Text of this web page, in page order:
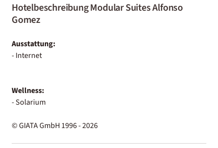
Hotelbeschreibung Modular Suites Alfonso
Gomez
Ausstattung:
- Internet
Wellness:
- Solarium
© GIATA GmbH 1996 - 2026